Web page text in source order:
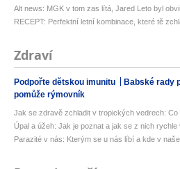
Alt news: MGK v tom zas lítá, Jared Leto byl
RECEPT: Perfektní letní kombinace, které tě
Zdraví
Podpořte dětskou imunitu Babské rady
pomůže rýmovník
Jak se zdravě zchladit v tropických vedrech: Co
Úpal a úžeh: Jak je poznat a jak se z nich rychle
Parazité v nás: Kterým se u nás líbí a kde v